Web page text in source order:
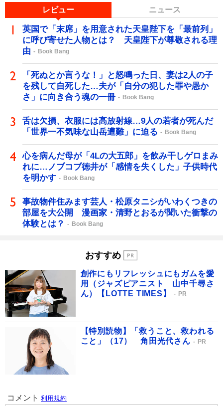
レビュー ニュース
英国で「末席」を用意された天皇陛下を「最前列」
に呼び寄せた人物とは？ 天皇陛下が尊敬される理
由
Book Bang
「死ぬとか言うな！」と怒鳴った日、妻は2人の子
を残して自死した…夫が「自分の犯した罪や愚か
さ」に向き合う魂の一冊
Book Bang
舌は欠損、衣服には高放射線…9人の若者が死んだ
「世界一不気味な山岳遭難」に迫る
Book Bang
心を病んだ母が「4Lの大五郎」を飲み干しゲロまみ
れに…ノブコブ徳井が「感情を失くした」子供時代
を明かす
Book Bang
事故物件住みます芸人・松原タニシがいわくつきの
部屋を大公開 漫画家・清野とおるが聞いた衝撃の
体験とは？
Book Bang
おすすめ
創作にもリフレッシュにもガムを愛
用（ジャズピアニスト 山中千尋さ
ん）【LOTTE TIMES】
PR
【特別読物】「救うこと、救われる
こと」（17） 角田光代さん
PR